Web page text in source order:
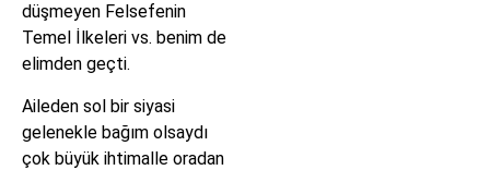
düşmeyen Felsefenin
Temel İlkeleri vs. benim de
elimden geçti.
Aileden sol bir siyasi
gelenekle bağım olsaydı
çok büyük ihtimalle oradan